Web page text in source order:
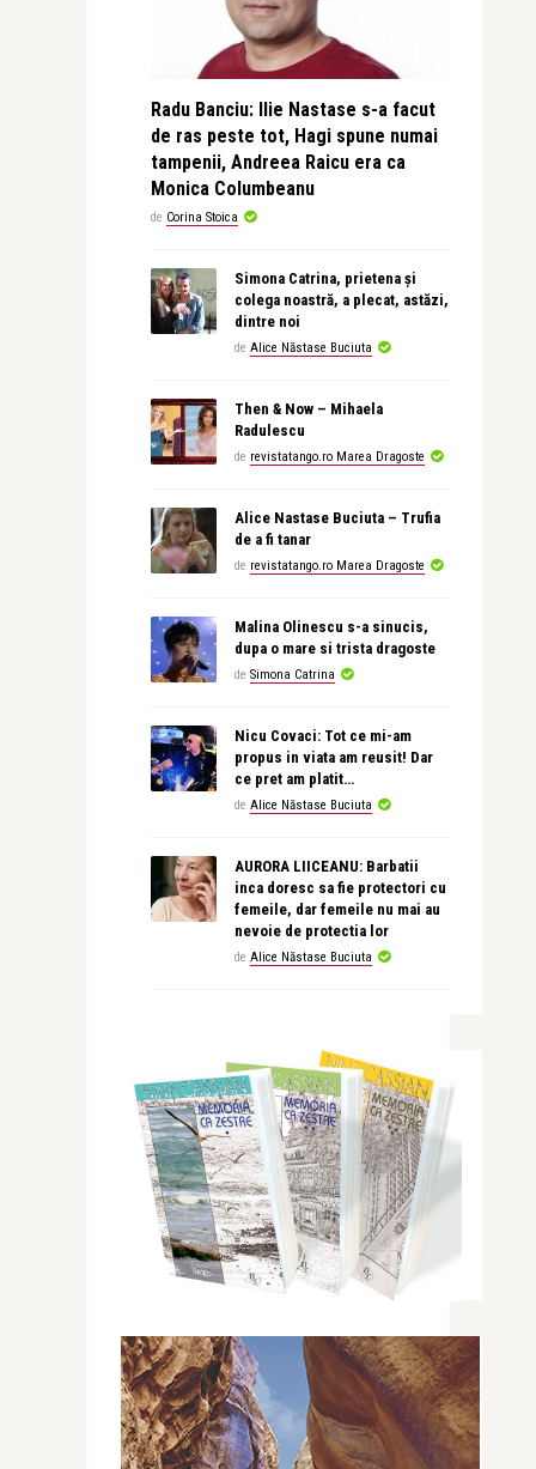
Radu Banciu: Ilie Nastase s-a facut
de ras peste tot, Hagi spune numai
tampenii, Andreea Raicu era ca
Monica Columbeanu
de Corina Stoica
Simona Catrina, prietena și
colega noastră, a plecat, astăzi,
dintre noi
de Alice Năstase Buciuta
Then & Now – Mihaela
Radulescu
de revistatango.ro Marea Dragoste
Alice Nastase Buciuta – Trufia
de a fi tanar
de revistatango.ro Marea Dragoste
Malina Olinescu s-a sinucis,
dupa o mare si trista dragoste
de Simona Catrina
Nicu Covaci: Tot ce mi-am
propus in viata am reusit! Dar
ce pret am platit…
de Alice Năstase Buciuta
AURORA LIICEANU: Barbatii
inca doresc sa fie protectori cu
femeile, dar femeile nu mai au
nevoie de protectia lor
de Alice Năstase Buciuta